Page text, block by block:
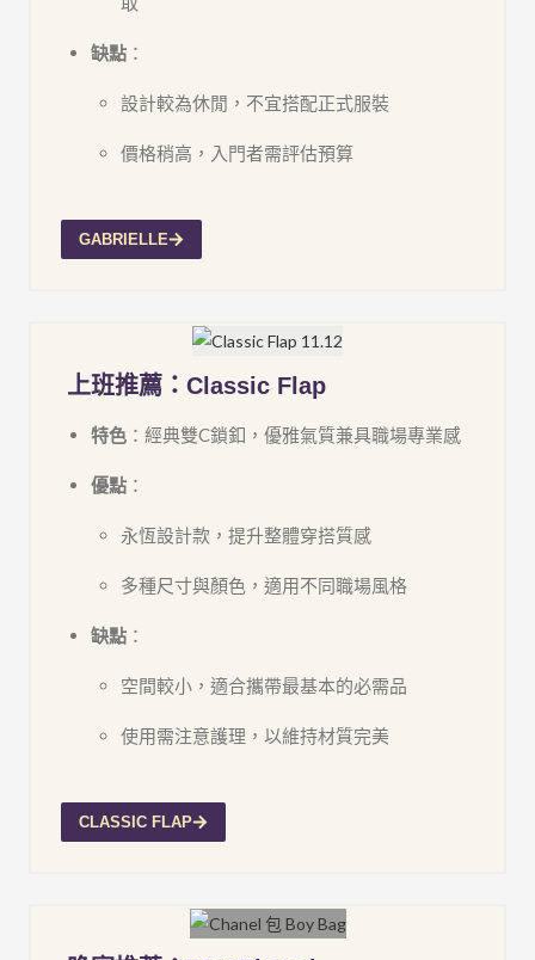
缺點 ：
設計較為休閒，不宜搭配正式服裝
價格稍高，入門者需評估預算
GABRIELLE
上班推薦：Classic Flap
特色 ：經典雙C鎖釦，優雅氣質兼具職場專業感
優點 ：
永恆設計款，提升整體穿搭質感
多種尺寸與顏色，適用不同職場風格
缺點 ：
空間較小，適合攜帶最基本的必需品
使用需注意護理，以維持材質完美
CLASSIC FLAP